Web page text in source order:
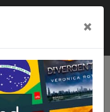
☰
×